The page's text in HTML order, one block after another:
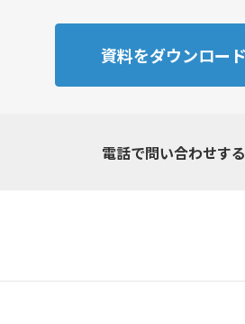
資料をダウンロー
電話で問い合わせする